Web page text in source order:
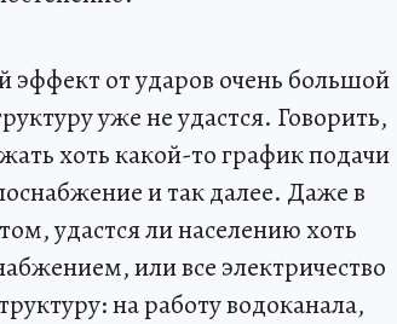
от ударов очень большой
уже не удастся. Говорить,
хоть какой-то график подачи
и так далее. Даже в
удастся ли населению хоть
или все электричество
на работу водоканала,